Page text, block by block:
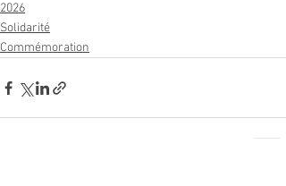
2026
Solidarité
Commémoration